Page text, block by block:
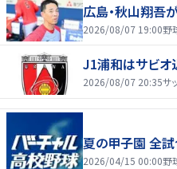
広島・秋山翔吾
2026/08/07 19:00野
J1浦和はサビオ
2026/08/07 20:35サ
夏の甲子園 全試
2026/04/15 00:00野